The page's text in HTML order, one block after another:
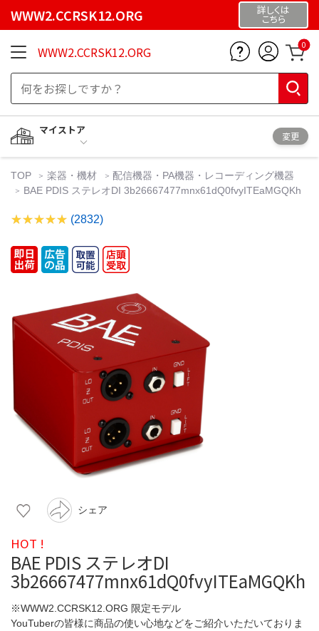
WWW2.CCRSK12.ORG 詳しくは
こちら
WWW2.CCRSK12.ORG 0
マイストア
変更
TOP 楽器・機材
配信機器・PA機器・レコーディング機器
BAE PDIS ステレオDI 3b26667477mnx61dQ0fvyITEaMGQKh
(2832)
シェア
HOT !
BAE PDIS ステレオDI
3b26667477mnx61dQ0fvyITEaMGQKh
※WWW2.CCRSK12.ORG 限定モデル
YouTuberの皆様に商品の使い心地などをご紹介いただいておりま